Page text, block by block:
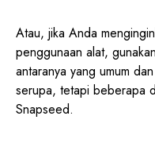
Atau, jika Anda
penggunaan alat,
antaranya yang umum
serupa, tetapi beberapa
Snapseed.